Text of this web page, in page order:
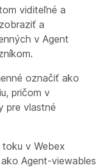
viditeľné a
a
v Agent
označiť ako
pričom v
pre vlastné
v Webex
Agent-viewables